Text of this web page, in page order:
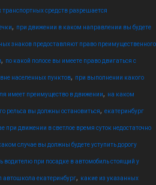
транспортных средств разрешается
, при движении в каком направлении вы будете
знаков предоставляют право преимущественного
, по какой полосе вы имеете право двигаться с
населенных пунктов, при выполнении какого
имеет преимущество в движении, на каком
рельса вы должны остановиться, екатеринбург
при движении в светлое время суток недостаточно
случае вы должны будете уступить дорогу
водителю при посадке в автомобиль стоящий у
автошкола екатеринбург, какие из указанных